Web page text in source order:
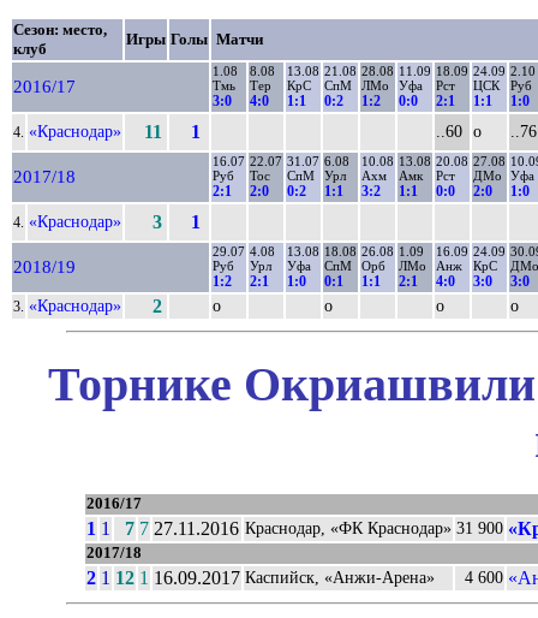
Сезон: место,
клуб
Игры Голы Матчи
2016/17
1.08
Тмь
3:0
8.08
Тер
4:0
13.08
КрС
1:1
21.08
СпМ
0:2
28.08
ЛМо
1:2
11.09
Уфа
0:0
18.09
Рст
2:1
24.09
ЦСК
1:1
2.10
Руб
1:0
4. «Краснодар» 11 1 ..60 о ..76
2017/18
16.07
Руб
2:1
22.07
Тос
2:0
31.07
СпМ
0:2
6.08
Урл
1:1
10.08
Ахм
3:2
13.08
Амк
1:1
20.08
Рст
0:0
27.08
ДМо
2:0
Уфа
1:0
4. «Краснодар» 3 1
2018/19
29.07
Руб
1:2
4.08
Урл
2:1
13.08
Уфа
1:0
18.08
СпМ
0:1
26.08
Орб
1:1
1.09
ЛМо
2:1
16.09
Анж
4:0
24.09
КрС
3:0
ДМо
3:0
3. «Краснодар» 2 о о о о
Торнике Окриашвили
2016/17
1 1 7 7 27.11.2016 Краснодар, «ФК Краснодар» 31 900
2017/18
2 1 12 1 16.09.2017 Каспийск, «Анжи-Арена» 4 600